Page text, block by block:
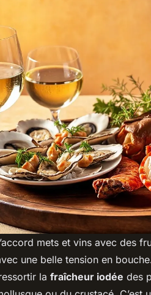
mets et vins avec des
une belle tension en
la fraîcheur iodée des